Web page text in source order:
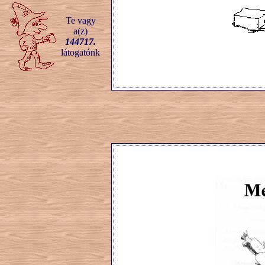
Te vagy
a(z)
144717.
látogatónk